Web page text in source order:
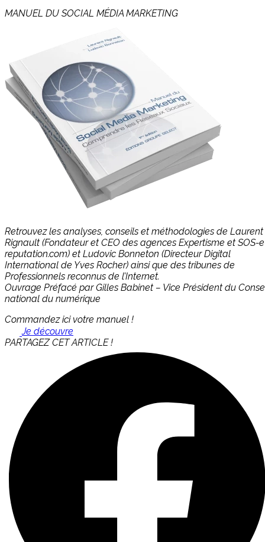
MANUEL DU SOCIAL MÉDIA MARKETING
Retrouvez les analyses, conseils et méthodologies de Laurent
Rignault (Fondateur et CEO des agences Expertisme et SOS-
reputation.com) et Ludovic Bonneton (Directeur Digital
International de Yves Rocher) ainsi que des tribunes de
Professionnels reconnus de l’Internet.
Ouvrage Préfacé par Gilles Babinet – Vice Président du
national du numérique
Commandez ici votre manuel !
Je découvre
PARTAGEZ CET ARTICLE !